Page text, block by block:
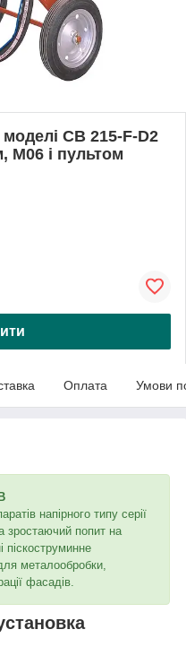
CB 215-F-D2
М06 і пультом
Оплата Умови
напірного типу серії
зростаючий попит на
піскоструминне
металообробки,
фасадів.